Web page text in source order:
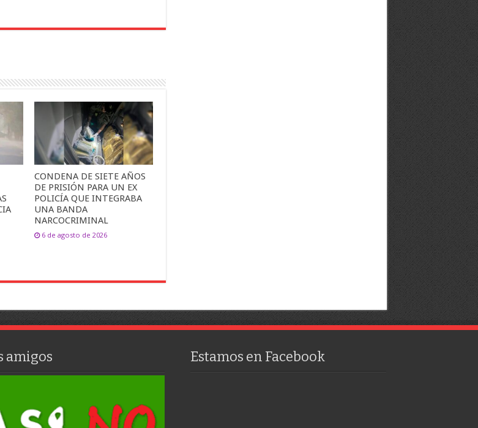
CONDENA DE SIETE AÑOS
DE PRISIÓN PARA UN EX
POLICÍA QUE INTEGRABA
UNA BANDA
NARCOCRIMINAL
6 de agosto de 2026
amigos Estamos en Facebook